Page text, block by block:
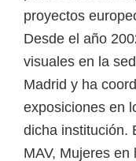
proyectos
Desde el año
visuales en la
Madrid y ha
exposiciones en
dicha institución.
MAV, Mujeres